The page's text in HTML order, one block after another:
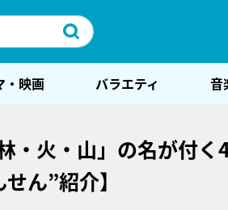
・映画 バラエティ 音
林・火・山」の名が付
ん”紹介】